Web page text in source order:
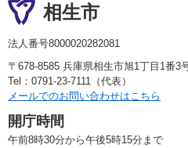
相生市
法人番号8000020282081
〒678-8585 兵庫県相生市旭1丁目1番3
Tel：0791-23-7111（代表）
メールでのお問い合わせはこちら
開庁時間
午前8時30分から午後5時15分まで